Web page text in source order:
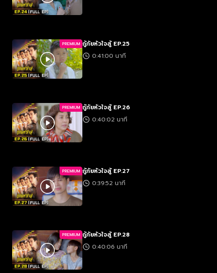
PREMIUM กู้ภัยหัวใจสู้ EP.25
0:41:00 นาที
PREMIUM กู้ภัยหัวใจสู้ EP.26
0:40:02 นาที
PREMIUM กู้ภัยหัวใจสู้ EP.27
0:39:52 นาที
PREMIUM กู้ภัยหัวใจสู้ EP.28
0:40:06 นาที